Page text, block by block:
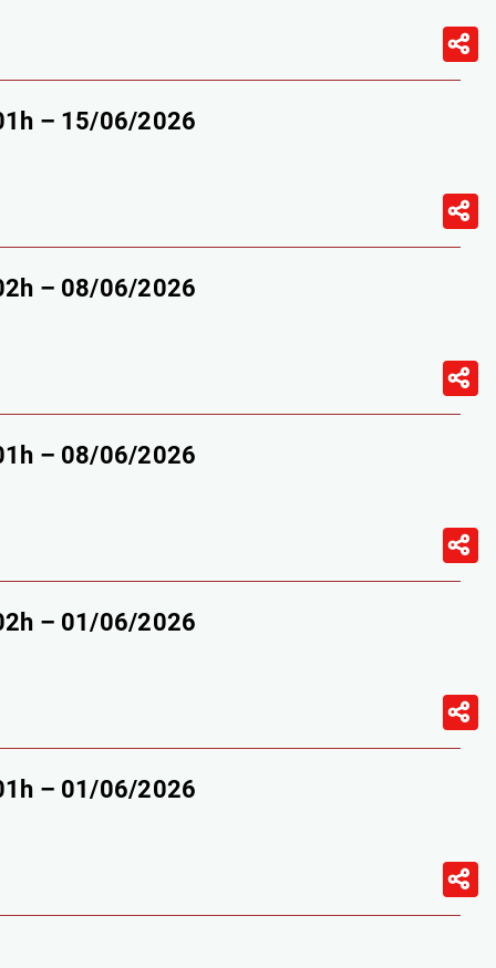
– 15/06/2026
– 08/06/2026
– 08/06/2026
– 01/06/2026
– 01/06/2026